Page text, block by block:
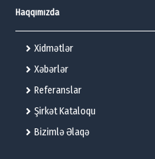
Haqqımızda
Xidmətlər
Xəbərlər
Referanslar
Şirkət Kataloqu
Bizimlə Əlaqə